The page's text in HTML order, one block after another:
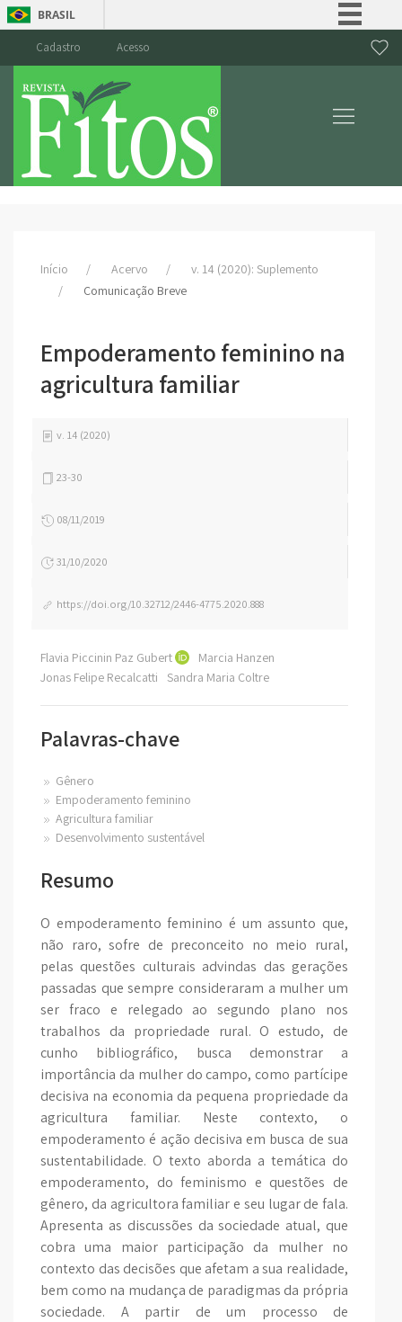
BRASIL
Canais
Cadastro Acesso
Início Acervo
v. 14 (2020): Suplemento
Comunicação Breve
Empoderamento feminino na
agricultura familiar
v. 14 (2020)
23-30
08/11/2019
31/10/2020
https://doi.org/10.32712/2446-4775.2020.888
Flavia Piccinin Paz Gubert
Marcia Hanzen
Jonas Felipe Recalcatti
Sandra Maria Coltre
Palavras-chave
Gênero
Empoderamento feminino
Agricultura familiar
Desenvolvimento sustentável
Resumo
O empoderamento feminino é um assunto que,
não raro, sofre de preconceito no meio rural,
pelas questões culturais advindas das gerações
passadas que sempre consideraram a mulher um
ser fraco e relegado ao segundo plano nos
trabalhos da propriedade rural. O estudo, de
cunho bibliográfico, busca demonstrar a
importância da mulher do campo, como partícipe
decisiva na economia da pequena propriedade da
agricultura familiar. Neste contexto, o
empoderamento é ação decisiva em busca de sua
sustentabilidade. O texto aborda a temática do
empoderamento, do feminismo e questões de
gênero, da agricultora familiar e seu lugar de fala.
Apresenta as discussões da sociedade atual, que
cobra uma maior participação da mulher no
contexto das decisões que afetam a sua realidade,
bem como na mudança de paradigmas da própria
sociedade. A partir de um processo de